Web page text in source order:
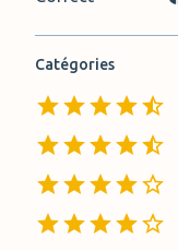
Catégories